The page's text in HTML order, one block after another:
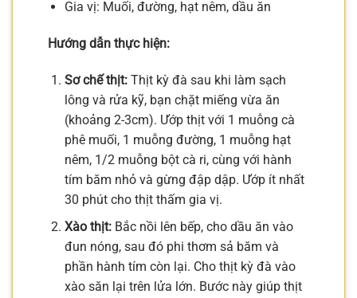
Gia vị: Muối, đường, hạt nêm, dầu ăn
Hướng dẫn thực hiện:
Sơ chế thịt:Thịt kỳ đà sau khi làm sạch
lông và rửa kỹ, bạn chặt miếng vừa ăn
(khoảng 2-3cm). Ướp thịt với 1 muỗng cà
phê muối, 1 muỗng đường, 1 muỗng hạt
nêm, 1/2 muỗng bột cà ri, cùng với hành
tím băm nhỏ và gừng đập dập. Ướp ít nhất
30 phút cho thịt thấm gia vị.
Xào thịt:Bắc nồi lên bếp, cho dầu ăn vào
đun nóng, sau đó phi thơm sả băm và
phần hành tím còn lại. Cho thịt kỳ đà vào
xào săn lại trên lửa lớn. Bước này giúp thịt